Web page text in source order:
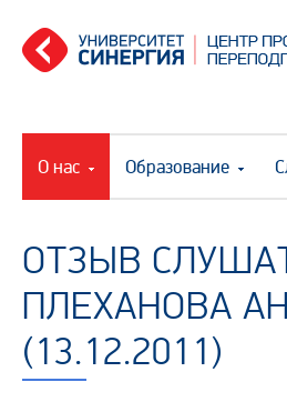
О нас Образование
ОТЗЫВ
ПЛЕХАНОВА
(13.12.2011)